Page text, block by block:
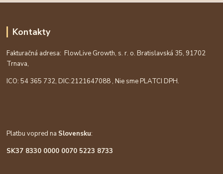
Kontakty
Fakturačná adresa: FlowLive Growth, s. r. o. Bratislavská 35, 91702
Trnava,
ICO: 54 365 732, DIC:2121647088 , Nie sme PLATCI DPH.
Platbu vopred na Slovensku:
SK37 8330 0000 0070 5223 8733